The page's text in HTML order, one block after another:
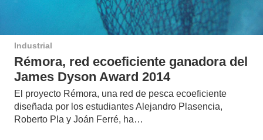
Industrial
Rémora, red ecoeficiente ganadora del
James Dyson Award 2014
El proyecto Rémora, una red de pesca ecoeficiente
diseñada por los estudiantes Alejandro Plasencia,
Roberto Pla y Joán Ferré, ha…